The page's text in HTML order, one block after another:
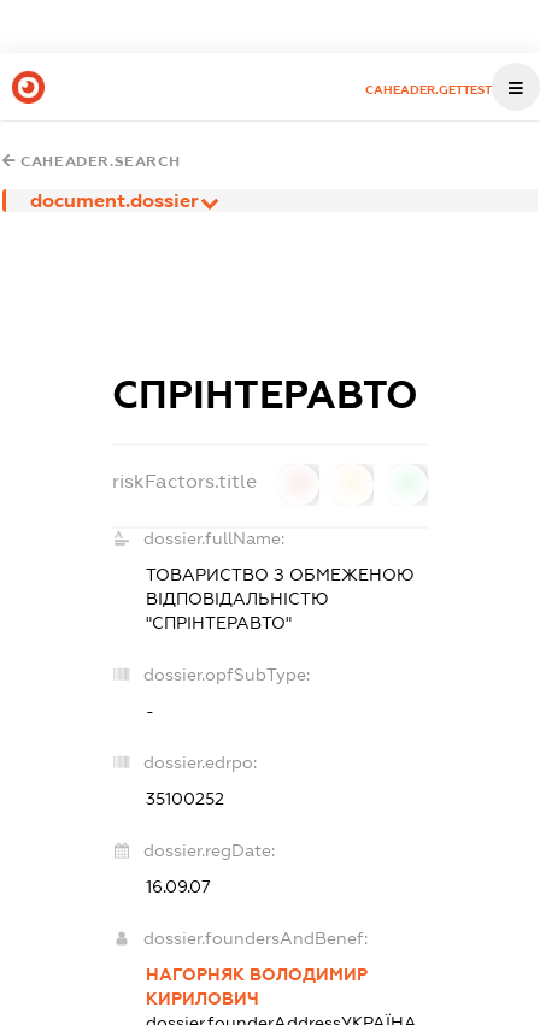
CAHEADER.GETTEST
CAHEADER.SEARCH
document.dossier
СПРІНТЕРАВТО
riskFactors.title
dossier.fullName:
ТОВАРИСТВО З ОБМЕЖЕНОЮ
ВІДПОВІДАЛЬНІСТЮ
"СПРІНТЕРАВТО"
dossier.opfSubType:
-
dossier.edrpo:
35100252
dossier.regDate:
16.09.07
dossier.foundersAndBenef:
НАГОРНЯК ВОЛОДИМИР
КИРИЛОВИЧ